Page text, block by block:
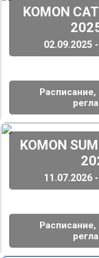
KOMON
02.09.2025
Расписание,
(
KOMON
11.07.2026
Расписание,
)